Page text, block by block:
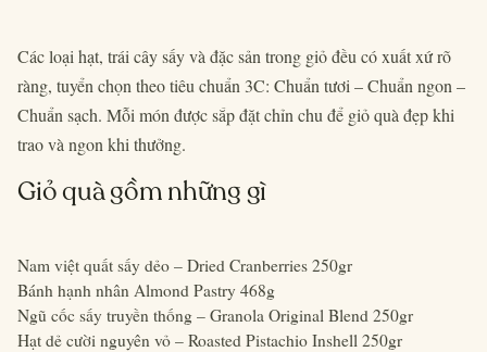
Các loại hạt, trái cây sấy và đặc sản trong giỏ đều có xuất xứ rõ
ràng, tuyển chọn theo tiêu chuẩn 3C: Chuẩn tươi – Chuẩn ngon –
Chuẩn sạch. Mỗi món được sắp đặt chỉn chu để giỏ quà đẹp khi
trao và ngon khi thưởng.
Giỏ quà gồm những gì
Nam việt quất sấy dẻo – Dried Cranberries 250gr
Bánh hạnh nhân Almond Pastry 468g
Ngũ cốc sấy truyền thống – Granola Original Blend 250gr
Hạt dẻ cười nguyên vỏ – Roasted Pistachio Inshell 250gr